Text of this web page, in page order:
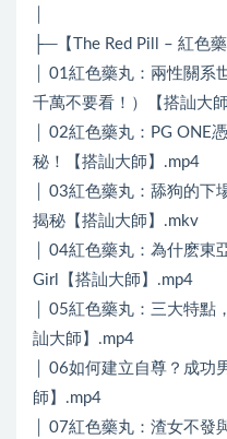
├─【The Red Pill – 紅色藥
│ 01紅色藥丸：兩性關系
千萬不要看！）【搭訕大
│ 02紅色藥丸：PG ONE
秘！【搭訕大師】.mp4
│ 03紅色藥丸：舔狗的下
揭秘【搭訕大師】.mkv
│ 04紅色藥丸：為什麽東
Girl【搭訕大師】.mp4
│ 05紅色藥丸：三大特點
訕大師】.mp4
│ 06如何建立自尊？成功
師】.mp4
│ 07紅色藥丸：渣女不發